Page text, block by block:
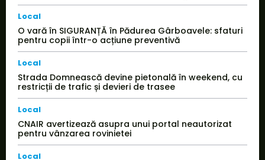
Local
O vară în SIGURANȚĂ în Pădurea Gârboavele: sfaturi
pentru copii într-o acțiune preventivă
Local
Strada Domnească devine pietonală în weekend, cu
restricții de trafic și devieri de trasee
Local
CNAIR avertizează asupra unui portal neautorizat
pentru vânzarea rovinietei
Local